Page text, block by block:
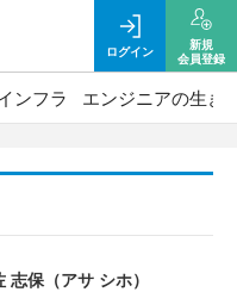
ログイン
新規
会員登録
ンフラ エンジニアの生き
保（アサ シホ）